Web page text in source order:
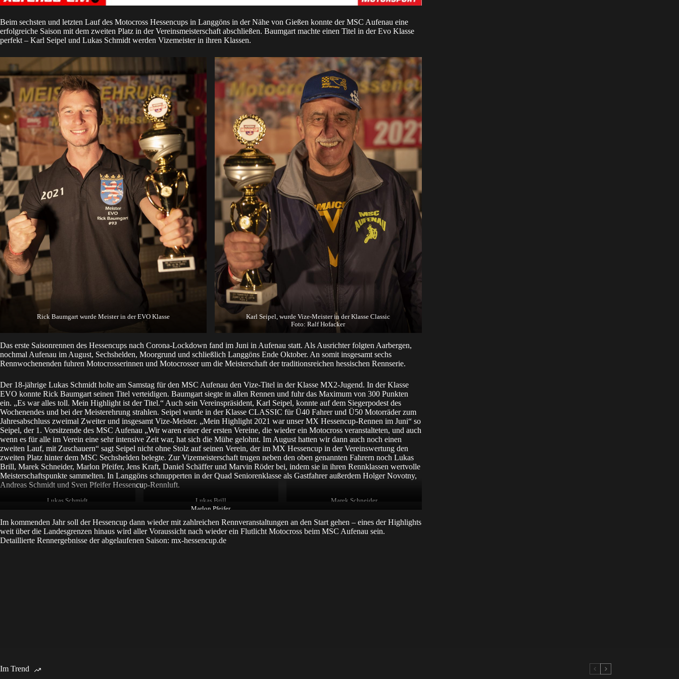
Beim sechsten und letzten Lauf des Motocross Hessencups in Langgöns in der Nähe von Gießen konnte der MSC Aufenau eine
erfolgreiche Saison mit dem zweiten Platz in der Vereinsmeisterschaft abschließen. Baumgart machte einen Titel in der Evo Klasse
perfekt – Karl Seipel und Lukas Schmidt werden Vizemeister in ihren Klassen.
Rick Baumgart wurde Meister in der EVO Klasse
Karl Seipel, wurde Vize-Meister in der Klasse Classic
Foto: Ralf Hofacker
Das erste Saisonrennen des Hessencups nach Corona-Lockdown fand im Juni in Aufenau statt. Als Ausrichter folgten Aarbergen,
nochmal Aufenau im August, Sechshelden, Moorgrund und schließlich Langgöns Ende Oktober. An somit insgesamt sechs
Rennwochenenden fuhren Motocrosserinnen und Motocrosser um die Meisterschaft der traditionsreichen hessischen Rennserie.
Der 18-jährige Lukas Schmidt holte am Samstag für den MSC Aufenau den Vize-Titel in der Klasse MX2-Jugend. In der Klasse
EVO konnte Rick Baumgart seinen Titel verteidigen. Baumgart siegte in allen Rennen und fuhr das Maximum von 300 Punkten
ein. „Es war alles toll. Mein Highlight ist der Titel.“ Auch sein Vereinspräsident, Karl Seipel, konnte auf dem Siegerpodest des
Wochenendes und bei der Meisterehrung strahlen. Seipel wurde in der Klasse CLASSIC für Ü40 Fahrer und Ü50 Motorräder zum
Jahresabschluss zweimal Zweiter und insgesamt Vize-Meister. „Mein Highlight 2021 war unser MX Hessencup-Rennen im Juni“ so
Seipel, der 1. Vorsitzende des MSC Aufenau „Wir waren einer der ersten Vereine, die wieder ein Motocross veranstalteten, und auch
wenn es für alle im Verein eine sehr intensive Zeit war, hat sich die Mühe gelohnt. Im August hatten wir dann auch noch einen
zweiten Lauf, mit Zuschauern“ sagt Seipel nicht ohne Stolz auf seinen Verein, der im MX Hessencup in der Vereinswertung den
zweiten Platz hinter dem MSC Sechshelden belegte. Zur Vizemeisterschaft trugen neben den oben genannten Fahrern noch Lukas
Brill, Marek Schneider, Marlon Pfeifer, Jens Kraft, Daniel Schäffer und Marvin Röder bei, indem sie in ihren Rennklassen wertvolle
Meisterschaftspunkte sammelten. In Langgöns schnupperten in der Quad Seniorenklasse als Gastfahrer außerdem Holger Novotny,
Andreas Schmidt und Sven Pfeifer Hessencup-Rennluft.
Lukas Schmidt Lukas Brill
Marek Schneider
Marlon Pfeifer
Im kommenden Jahr soll der Hessencup dann wieder mit zahlreichen Rennveranstaltungen an den Start gehen – eines der Highlights
weit über die Landesgrenzen hinaus wird aller Voraussicht nach wieder ein Flutlicht Motocross beim MSC Aufenau sein.
Detaillierte Rennergebnisse der abgelaufenen Saison: mx-hessencup.de
Im Trend